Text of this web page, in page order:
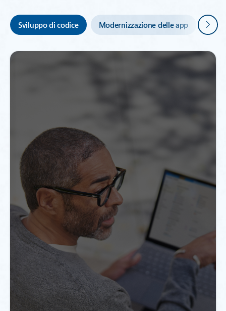
Sviluppo di codice Modernizzazione delle app Test
Avanti